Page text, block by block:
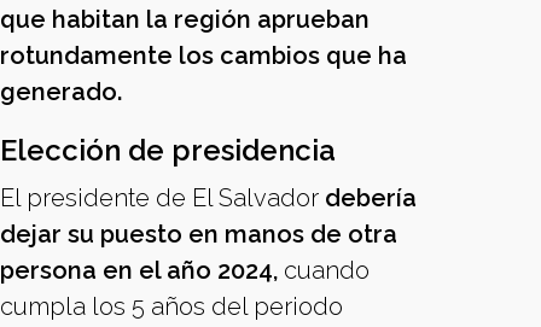
que habitan la región aprueban
rotundamente los cambios que ha
generado.
Elección de presidencia
El presidente de El Salvador debería
dejar su puesto en manos de otra
persona en el año 2024, cuando
cumpla los 5 años del periodo